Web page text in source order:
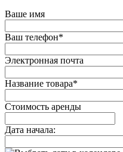
Ваше имя
Ваш телефон*
Электронная почта
Название товара*
Стоимость аренды
Дата начала: